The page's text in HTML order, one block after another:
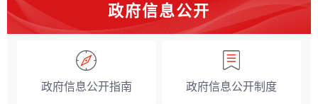
政府信息公开
政府信息公开指南 政府信息公开制度